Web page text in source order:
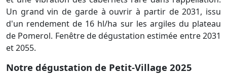
Un grand vin de garde à ouvrir à partir de 2031, issu
d'un rendement de 16 hl/ha sur les argiles du plateau
de Pomerol. Fenêtre de dégustation estimée entre 2031
et 2055.
Notre dégustation de Petit-Village 2025